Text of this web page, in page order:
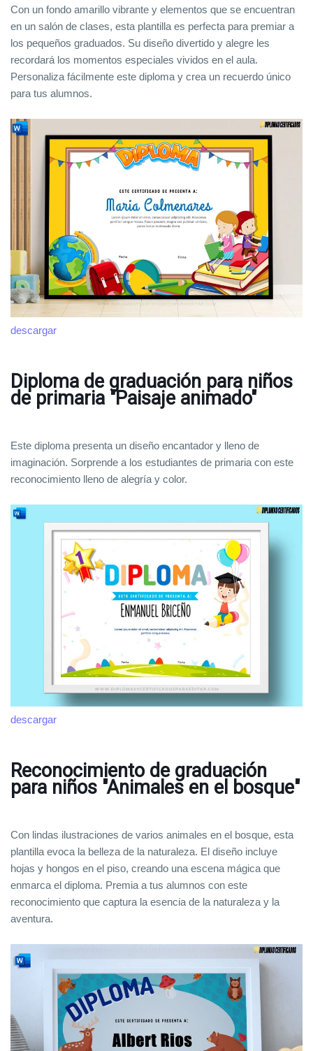
Con un fondo amarillo vibrante y elementos que se encuentran
en un salón de clases, esta plantilla es perfecta para premiar a
los pequeños graduados. Su diseño divertido y alegre les
recordará los momentos especiales vividos en el aula.
Personaliza fácilmente este diploma y crea un recuerdo único
para tus alumnos.
descargar
Diploma de graduación para niños
de primaria "Paisaje animado"
Este diploma presenta un diseño encantador y lleno de
imaginación. Sorprende a los estudiantes de primaria con este
reconocimiento lleno de alegría y color.
descargar
Reconocimiento de graduación
para niños "Animales en el bosque"
Con lindas ilustraciones de varios animales en el bosque, esta
plantilla evoca la belleza de la naturaleza. El diseño incluye
hojas y hongos en el piso, creando una escena mágica que
enmarca el diploma. Premia a tus alumnos con este
reconocimiento que captura la esencia de la naturaleza y la
aventura.